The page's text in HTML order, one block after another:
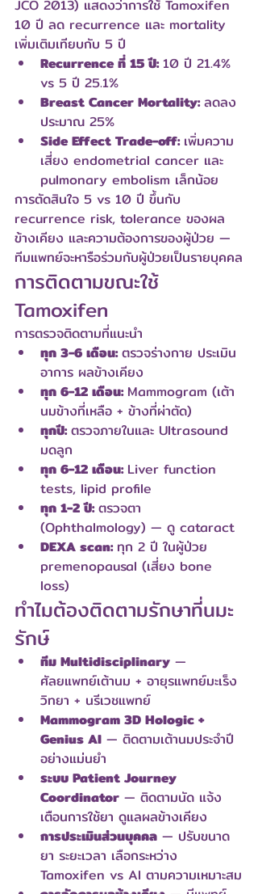
JCO 2013) แสดงว่าการใช้ Tamoxifen
10 ปี ลด recurrence และ mortality
เพิ่มเติมเทียบกับ 5 ปี
Recurrence ที่ 15 ปี: 10 ปี 21.4%
vs 5 ปี 25.1%
Breast Cancer Mortality: ลดลง
ประมาณ 25%
Side Effect Trade-off: เพิ่มความ
เสี่ยง endometrial cancer และ
pulmonary embolism เล็กน้อย
การตัดสินใจ 5 vs 10 ปี ขึ้นกับ
recurrence risk, tolerance ของผล
ข้างเคียง และความต้องการของผู้ป่วย —
ทีมแพทย์จะหารือร่วมกับผู้ป่วยเป็นรายบุคคล
การติดตามขณะใช้
Tamoxifen
การตรวจติดตามที่แนะนำ
ทุก 3-6 เดือน: ตรวจร่างกาย ประเมิน
อาการ ผลข้างเคียง
ทุก 6-12 เดือน: Mammogram (เต้า
นมข้างที่เหลือ + ข้างที่ผ่าตัด)
ทุกปี: ตรวจภายในและ Ultrasound
มดลูก
ทุก 6-12 เดือน: Liver function
tests, lipid profile
ทุก 1-2 ปี: ตรวจตา
(Ophthalmology) — ดู cataract
DEXA scan: ทุก 2 ปี ในผู้ป่วย
premenopausal (เสี่ยง bone
loss)
ทำไมต้องติดตามรักษาที่นมะ
รักษ์
ทีม Multidisciplinary —
ศัลยแพทย์เต้านม + อายุรแพทย์มะเร็ง
วิทยา + นรีเวชแพทย์
Mammogram 3D Hologic +
Genius AI — ติดตามเต้านมประจำปี
อย่างแม่นยำ
ระบบ Patient Journey
Coordinator — ติดตามนัด แจ้ง
เตือนการใช้ยา ดูแลผลข้างเคียง
การประเมินส่วนบุคคล — ปรับขนาด
ยา ระยะเวลา เลือกระหว่าง
Tamoxifen vs AI ตามความเหมาะสม